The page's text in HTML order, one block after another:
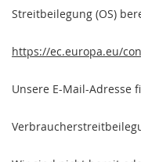
Streitbeilegung (OS)
https://ec.europa.eu/
Unsere E-Mail-Adresse